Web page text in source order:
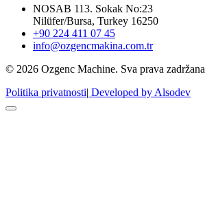
NOSAB 113. Sokak No:23
Nilüfer/Bursa, Turkey 16250
+90 224 411 07 45
info@ozgencmakina.com.tr
© 2026 Ozgenc Machine. Sva prava zadržana
Politika privatnosti| Developed by Alsodev